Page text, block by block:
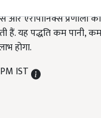
एरोपोनिक्स प्रणाली
यह पद्धति कम पानी,
होगा.
IST